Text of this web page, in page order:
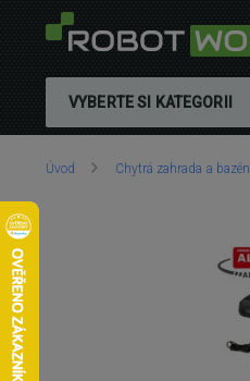
VYBERTE SI KATEGORII
Nacházíte
Úvod Chytrá zahrada a bazén